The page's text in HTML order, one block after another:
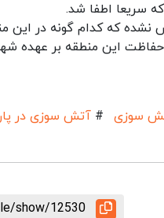
سریعا اطفا شد.
که کدام گونه در این
حفاظت این منطقه بر عهده
سوزی # آتش سوزی در
show/12530